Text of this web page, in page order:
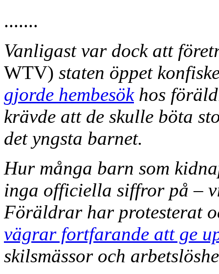
.......
Vanligast var dock att
WTV) staten öppet
gjorde hembesökhos
krävde att de skulle böta
det yngsta barnet.
Hur många barn som
inga officiella siffror på –
Föräldrar har protesterat
vägrar fortfarande att ge
skilsmässor och